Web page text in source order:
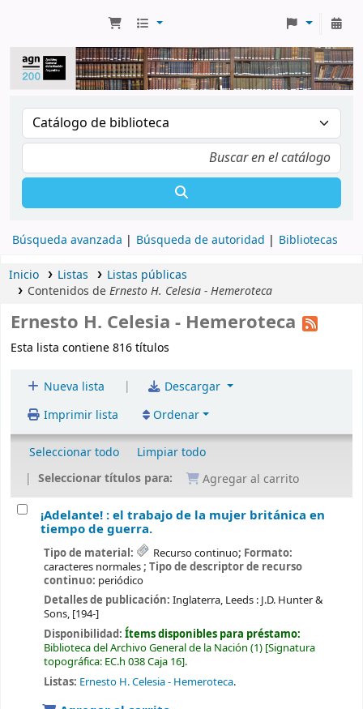
Búsqueda avanzada Búsqueda de autoridad Bibliotecas
Inicio Listas
Listas públicas
Contenidos deErnesto H. Celesia - Hemeroteca
Ernesto H. Celesia - Hemeroteca
Esta lista contiene 816 títulos
Nueva lista |
Descargar
Imprimir lista
Ordenar
Seleccionar todo
Limpiar todo
Seleccionar títulos para:
Agregar al carrito
¡Adelante! : el trabajo de la mujer británica en
tiempo de guerra.
Tipo de material: Recurso continuo; Formato:
caracteres normales; Tipo de descriptor de recurso
continuo: periódico
Detalles de publicación: Inglaterra, Leeds : J.D. Hunter &
Sons, [194-]
Disponibilidad: Ítems disponibles para préstamo:
Biblioteca del Archivo General de la Nación (1) Signatura
topográfica: EC.h 038 Caja 16 .
Listas: Ernesto H. Celesia - Hemeroteca.